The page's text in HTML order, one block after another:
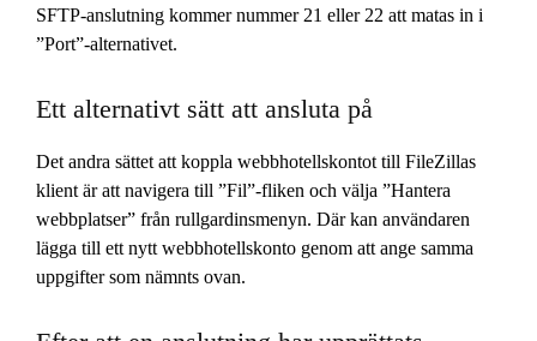
SFTP-anslutning kommer nummer 21 eller 22 att matas in i
”Port”-alternativet.
Ett alternativt sätt att ansluta på
Det andra sättet att koppla webbhotellskontot till FileZillas
klient är att navigera till ”Fil”-fliken och välja ”Hantera
webbplatser” från rullgardinsmenyn. Där kan användaren
lägga till ett nytt webbhotellskonto genom att ange samma
uppgifter som nämnts ovan.